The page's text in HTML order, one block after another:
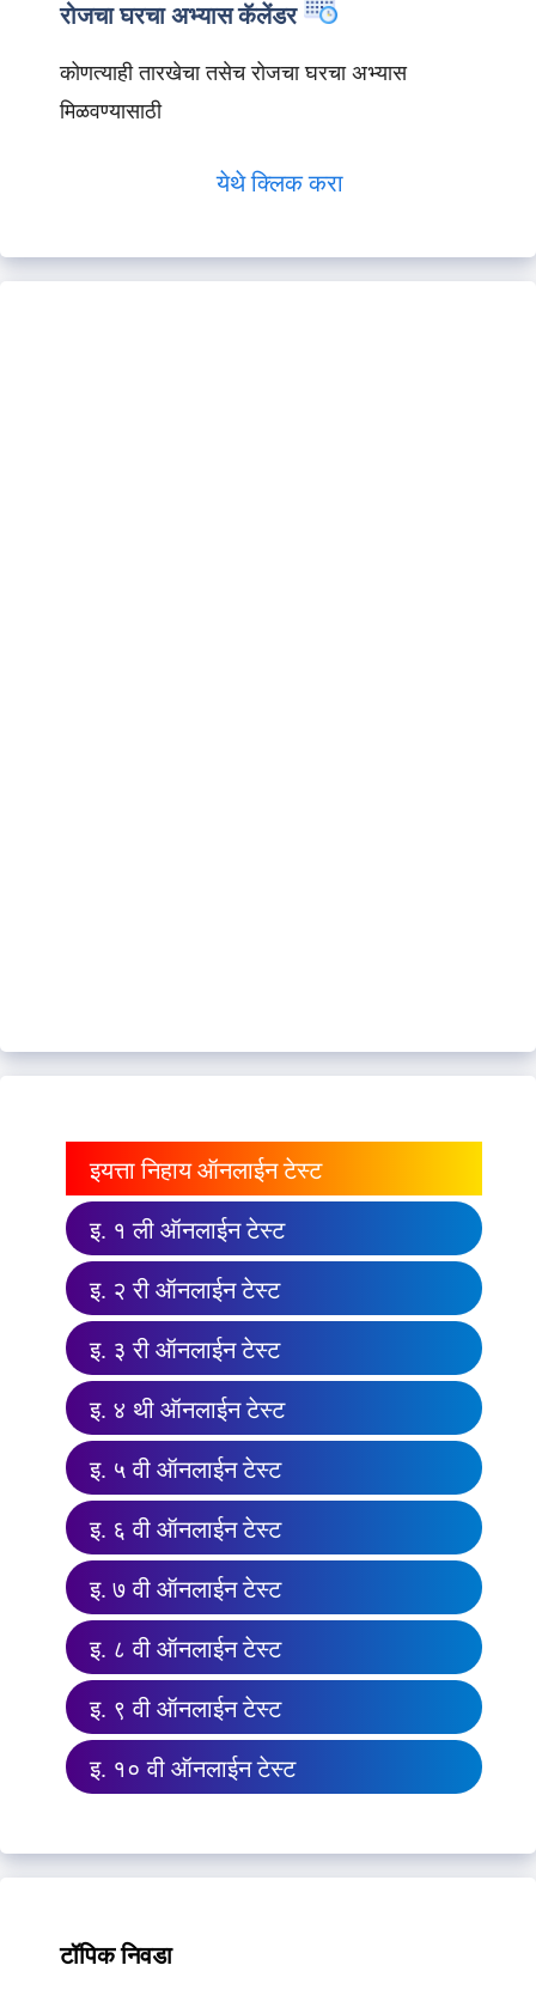
रोजचा घरचा अभ्यास कॅलेंडर
कोणत्याही तारखेचा तसेच रोजचा घरचा अभ्यास
मिळवण्यासाठी
येथे क्लिक करा
इयत्ता निहाय ऑनलाईन टेस्ट
इ. १ ली ऑनलाईन टेस्ट
इ. २ री ऑनलाईन टेस्ट
इ. ३ री ऑनलाईन टेस्ट
इ. ४ थी ऑनलाईन टेस्ट
इ. ५ वी ऑनलाईन टेस्ट
इ. ६ वी ऑनलाईन टेस्ट
इ. ७ वी ऑनलाईन टेस्ट
इ. ८ वी ऑनलाईन टेस्ट
इ. ९ वी ऑनलाईन टेस्ट
इ. १० वी ऑनलाईन टेस्ट
टॉपिक निवडा